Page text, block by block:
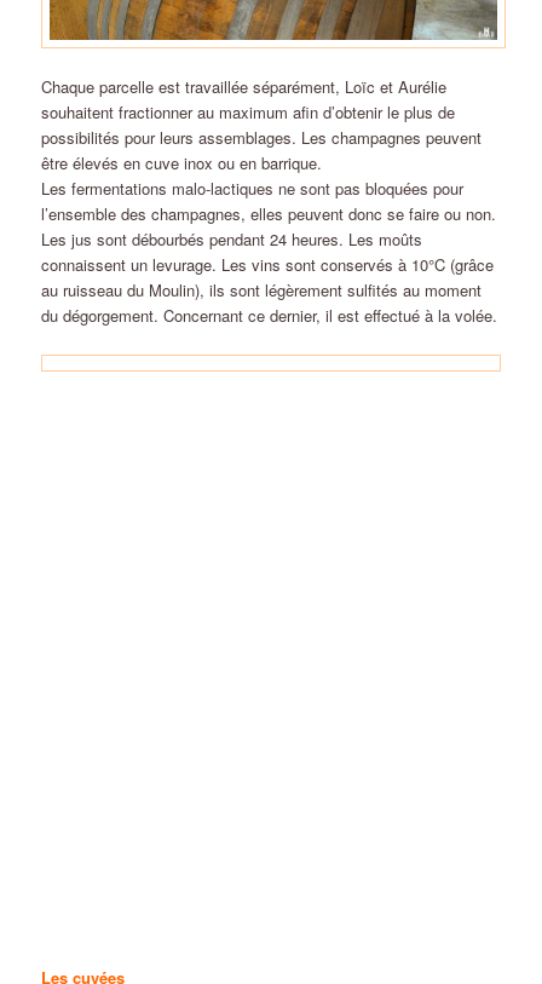
Chaque parcelle est travaillée séparément, Loïc et Aurélie
souhaitent fractionner au maximum afin d’obtenir le plus de
possibilités pour leurs assemblages. Les champagnes peuvent
être élevés en cuve inox ou en barrique.
Les fermentations malo-lactiques ne sont pas bloquées pour
l’ensemble des champagnes, elles peuvent donc se faire ou non.
Les jus sont débourbés pendant 24 heures. Les moûts
connaissent un levurage. Les vins sont conservés à 10°C (grâce
au ruisseau du Moulin), ils sont légèrement sulfités au moment
du dégorgement. Concernant ce dernier, il est effectué à la volée.
Les cuvées